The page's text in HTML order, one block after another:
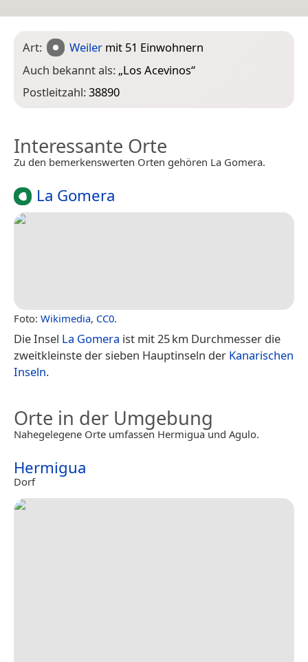
Art: Weiler mit 51 Einwohnern
Auch bekannt als: „Los Acevinos“
Postleitzahl:38890
Interessante Orte
Zu den bemerkenswerten Orten gehören La Gomera.
La Gomera
Foto: Wikimedia, CC0.
Die Insel La Gomera ist mit 25 km Durchmesser die
zweitkleinste der sieben Hauptinseln der Kanarischen
Inseln.
Orte in der Umgebung
Nahegelegene Orte umfassen Hermigua und Agulo.
Hermigua
Dorf